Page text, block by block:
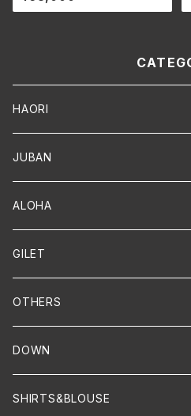
HAORI
JUBAN
ALOHA
GILET
OTHERS
DOWN
SHIRTS&BLOUSE